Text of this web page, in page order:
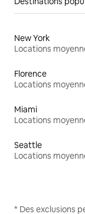
New York
Florence
Miami
Seattle
* Des exclusions